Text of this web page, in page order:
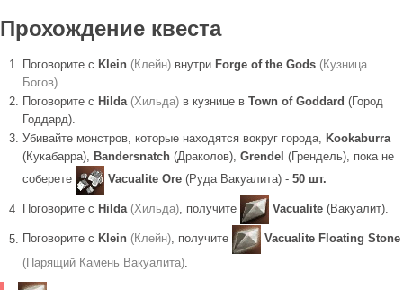
Прохождение квеста
Поговорите с Klein (Клейн) внутри Forge of the Gods (Кузница
Богов).
Поговорите с Hilda (Хильда) в кузнице в Town of Goddard (Город
Годдард).
Убивайте монстров, которые находятся вокруг города, Kookaburra
(Кукабарра), Bandersnatch (Драколов), Grendel (Грендель), пока не
соберете
Vacualite Ore (Руда Вакуалита) - 50 шт.
Поговорите с Hilda (Хильда), получите Vacualite (Вакуалит).
Поговорите с Klein (Клейн), получите
Vacualite Floating Stone
(Парящий Камень Вакуалита).